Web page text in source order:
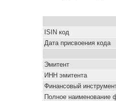
ISIN код
Дата присвоения кода
Эмитент
ИНН эмитента
Финансовый
Полное наименование